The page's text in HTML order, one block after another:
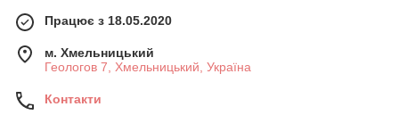
Працює з 18.05.2020
м. Хмельницький
Геологов 7, Хмельницький, Україна
Контакти